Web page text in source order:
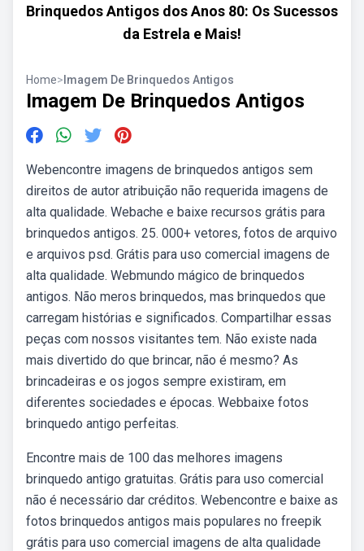
Brinquedos Antigos dos Anos 80: Os Sucessos
da Estrela e Mais!
Home> Imagem De Brinquedos Antigos
Imagem De Brinquedos Antigos
Webencontre imagens de brinquedos antigos sem
direitos de autor atribuição não requerida imagens de
alta qualidade. Webache e baixe recursos grátis para
brinquedos antigos. 25. 000+ vetores, fotos de arquivo
e arquivos psd. Grátis para uso comercial imagens de
alta qualidade. Webmundo mágico de brinquedos
antigos. Não meros brinquedos, mas brinquedos que
carregam histórias e significados. Compartilhar essas
peças com nossos visitantes tem. Não existe nada
mais divertido do que brincar, não é mesmo? As
brincadeiras e os jogos sempre existiram, em
diferentes sociedades e épocas. Webbaixe fotos
brinquedo antigo perfeitas.
Encontre mais de 100 das melhores imagens
brinquedo antigo gratuitas. Grátis para uso comercial
não é necessário dar créditos. Webencontre e baixe as
fotos brinquedos antigos mais populares no freepik
grátis para uso comercial imagens de alta qualidade